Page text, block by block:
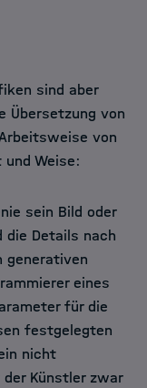
sind aber
Übersetzung von
von
Weise:
sein Bild oder
Details nach
generativen
eines
für die
festgelegten
nicht
Künstler zwar